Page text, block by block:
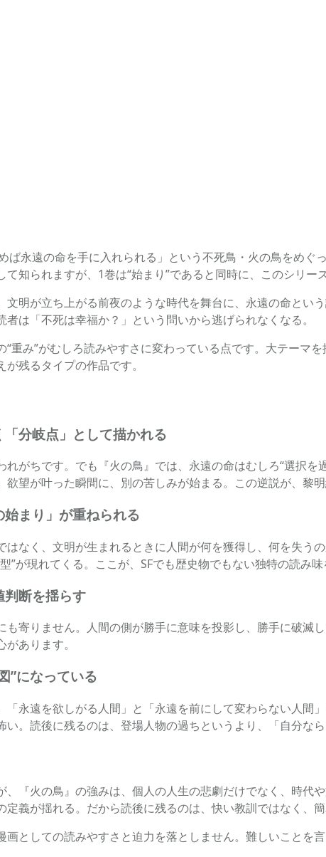
ば永遠の命を手に入れられる」という不死鳥・火の鳥をめ
知られますが、1巻は“始まり”であると同時に、このシリー
文明が立ち上がる前夜のような時代を舞台に、永遠の命と
は「不死は幸福か？」という問いから逃げられなくなる。
重み”がむしろ読みやすさに変わっている点です。大テーマ
残るタイプの作品です。
分岐点」として描かれる
がちです。でも『火の鳥』では、永遠の命はむしろ“選択
望が叶った瞬間に、別の苦しみが始まる。この逆説が、黎明
まり」が重ねられる
なく、文明が生まれるときに人間が何を獲得し、何を失う
”が現れてくる。ここが、SFでも歴史物でもない独特の読み味
判断を揺らす
寄りません。人間の側が勝手に意味を投影し、勝手に破滅
あります。
”になっている
「永遠を欲しがる人間」と「永遠を前にして変わらない人
。読後に残るのは、登場人物の過ちというより、「自分な
『火の鳥』の強みは、個人の人生の悲劇だけでなく、時代
義が揺れる。だから読後に残るのは、快い教訓ではなく、簡
画としての読みやすさと迫力を落としません。難しいこと